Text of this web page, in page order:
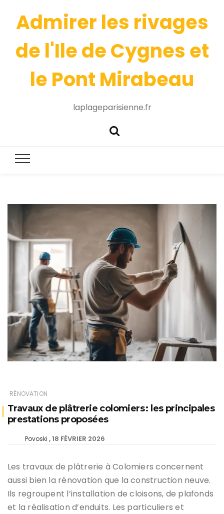
Admirer les rivages
de l'Ile de Cygnes et
le Pont Mirabeau
laplageparisienne.fr
RÉNOVATION
Travaux de plâtrerie colomiers : les principales
prestations proposées
Povoski 18 FÉVRIER 2026
Les travaux de plâtrerie à Colomiers concernent
aussi bien la rénovation que la construction neuve.
Ils regroupent l’installation de cloisons, de plafonds
et la réalisation d’enduits. Les particuliers et